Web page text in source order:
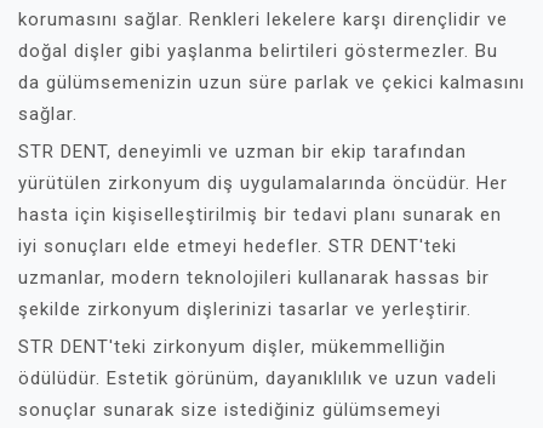
korumasını sağlar. Renkleri lekelere karşı dirençlidir ve
doğal dişler gibi yaşlanma belirtileri göstermezler. Bu
da gülümsemenizin uzun süre parlak ve çekici kalmasını
sağlar.
STR DENT, deneyimli ve uzman bir ekip tarafından
yürütülen zirkonyum diş uygulamalarında öncüdür. Her
hasta için kişiselleştirilmiş bir tedavi planı sunarak en
iyi sonuçları elde etmeyi hedefler. STR DENT'teki
uzmanlar, modern teknolojileri kullanarak hassas bir
şekilde zirkonyum dişlerinizi tasarlar ve yerleştirir.
STR DENT'teki zirkonyum dişler, mükemmelliğin
ödülüdür. Estetik görünüm, dayanıklılık ve uzun vadeli
sonuçlar sunarak size istediğiniz gülümsemeyi